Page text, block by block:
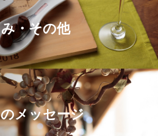
・その他
メッセージ